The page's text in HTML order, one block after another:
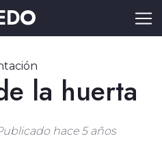
la huerta
hace 5 años